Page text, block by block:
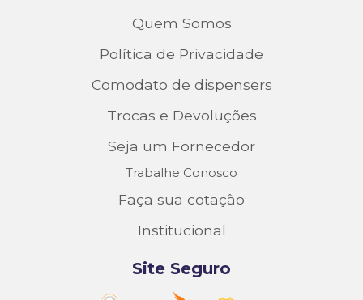
Quem Somos
Política de Privacidade
Comodato de dispensers
Trocas e Devoluções
Seja um Fornecedor
Trabalhe Conosco
Faça sua cotação
Institucional
Site Seguro